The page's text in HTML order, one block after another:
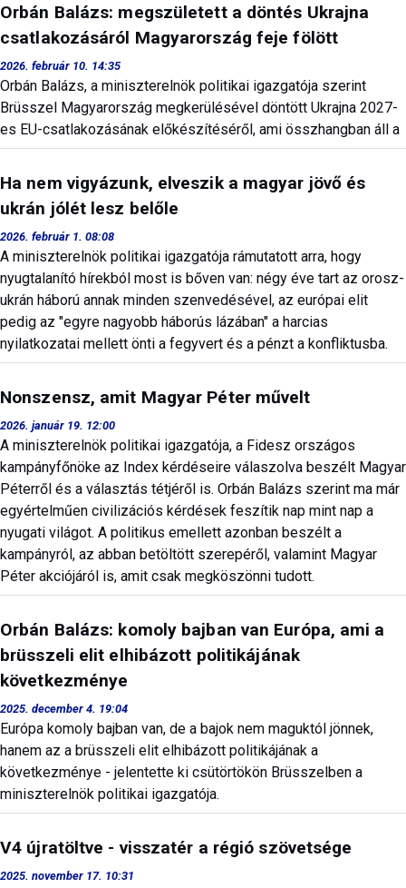
Orbán Balázs: megszületett a döntés Ukrajna
csatlakozásáról Magyarország feje fölött
2026. február 10. 14:35
Orbán Balázs, a miniszterelnök politikai igazgatója szerint
Brüsszel Magyarország megkerülésével döntött Ukrajna 2027-
es EU-csatlakozásának előkészítéséről, ami összhangban áll a
Ha nem vigyázunk, elveszik a magyar jövő és
ukrán jólét lesz belőle
2026. február 1. 08:08
A miniszterelnök politikai igazgatója rámutatott arra, hogy
nyugtalanító hírekból most is bőven van: négy éve tart az orosz-
ukrán háború annak minden szenvedésével, az európai elit
pedig az "egyre nagyobb háborús lázában" a harcias
nyilatkozatai mellett önti a fegyvert és a pénzt a konfliktusba.
Nonszensz, amit Magyar Péter művelt
2026. január 19. 12:00
A miniszterelnök politikai igazgatója, a Fidesz országos
kampányfőnöke az Index kérdéseire válaszolva beszélt Magyar
Péterről és a választás tétjéről is. Orbán Balázs szerint ma már
egyértelműen civilizációs kérdések feszítik nap mint nap a
nyugati világot. A politikus emellett azonban beszélt a
kampányról, az abban betöltött szerepéről, valamint Magyar
Péter akciójáról is, amit csak megköszönni tudott.
Orbán Balázs: komoly bajban van Európa, ami a
brüsszeli elit elhibázott politikájának
következménye
2025. december 4. 19:04
Európa komoly bajban van, de a bajok nem maguktól jönnek,
hanem az a brüsszeli elit elhibázott politikájának a
következménye - jelentette ki csütörtökön Brüsszelben a
miniszterelnök politikai igazgatója.
V4 újratöltve - visszatér a régió szövetsége
2025. november 17. 10:31